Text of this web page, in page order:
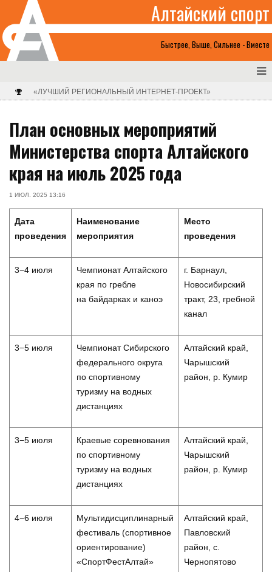
Быстрее, Выше, Сильнее - Вместе
Алтайский спорт
«ЛУЧШИЙ РЕГИОНАЛЬНЫЙ ИНТЕРНЕТ-ПРОЕКТ»
План основных мероприятий
Министерства спорта Алтайского
края на июль 2025 года
1 ИЮЛ. 2025 13:16
Дата
проведения
Наименование
мероприятия
Место
проведения
3−4 июля
Чемпионат Алтайского
края по гребле
на байдарках и каноэ
г. Барнаул,
Новосибирский
тракт, 23, гребной
канал
3−5 июля
Чемпионат Сибирского
федерального округа
по спортивному
туризму на водных
дистанциях
Алтайский край,
Чарышский
район, р. Кумир
3−5 июля
Краевые соревнования
по спортивному
туризму на водных
дистанциях
Алтайский край,
Чарышский
район, р. Кумир
4−6 июля
Мультидисциплинарный
фестиваль (спортивное
ориентирование)
«СпортФестАлтай»
Алтайский край,
Павловский
район, с.
Чернопятово